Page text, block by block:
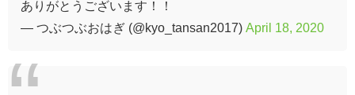
ありがとうございます！！
— つぶつぶおはぎ (@kyo_tansan2017) April 18, 2020